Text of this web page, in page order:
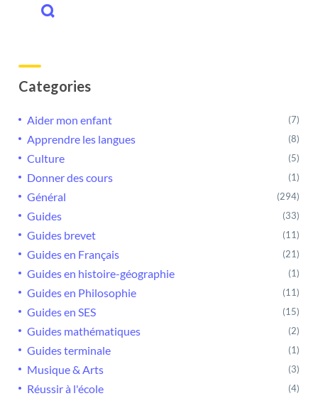
Categories
Aider mon enfant (7)
Apprendre les langues (8)
Culture (5)
Donner des cours (1)
Général (294)
Guides (33)
Guides brevet (11)
Guides en Français (21)
Guides en histoire-géographie (1)
Guides en Philosophie (11)
Guides en SES (15)
Guides mathématiques (2)
Guides terminale (1)
Musique & Arts (3)
Réussir à l'école (4)